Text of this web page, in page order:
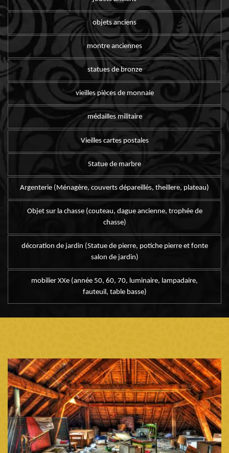
objets anciens
montre anciennes
statues de bronze
vieilles pièces de monnaie
médailles militaire
Vieilles cartes postales
Statue de marbre
Argenterie (Ménagère, couverts dépareillés, theillere, plateau)
Objet sur la chasse (couteau, dague ancienne, trophée de
chasse)
décoration de jardin (Statue de pierre, potiche pierre et fonte
salon de jardin)
mobilier XXe (année 50, 60, 70, luminaire, lampadaire,
fauteuil, table basse)